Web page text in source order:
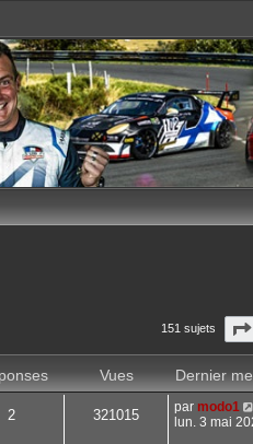
151 sujets
Vues
Dernier
2 321015 par modo1
lun. 3 mai